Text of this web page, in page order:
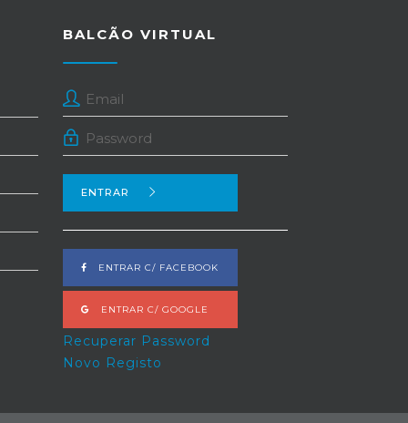
BALCÃO VIRTUAL
ENTRAR
ENTRAR C/ FACEBOOK
ENTRAR C/ GOOGLE
Recuperar Password
Novo Registo